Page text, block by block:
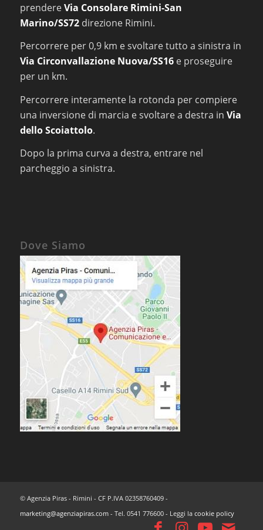
prendereVia Consolare Rimini-San
Marino/SS72direzione Rimini.
Percorrere per 0,9 km e svoltare tutto a sinistra in
Via Circonvallazione Nuova/SS16e proseguire
per un km.
Percorrere interamente la rotonda per compiere
una inversione di marcia e svoltare a destra in Via
dello Scoiattolo.
Dopo la prima curva a destra, entrare nel
parcheggio a sinistra.
Dove Siamo
© Agenzia Piras - Rimini - CF P.IVA 02358760409 -
marketing@agenziapiras.com- Tel. 0541 776600 - Leggi la cookie policy